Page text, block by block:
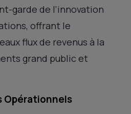
garde de l’innovation
offrant le
flux de revenus à la
grand public et
Opérationnels